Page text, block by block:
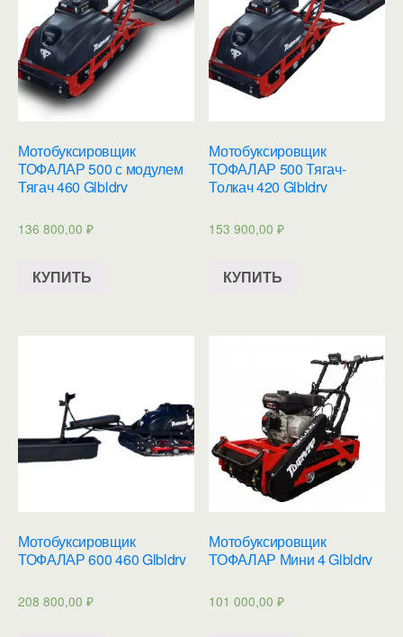
Мотобуксировщик
ТОФАЛАР 500 с модулем
Тягач 460 Glbldrv
136 800,00 ₽
КУПИТЬ
Мотобуксировщик
ТОФАЛАР 500 Тягач-
Толкач 420 Glbldrv
153 900,00₽
КУПИТЬ
Мотобуксировщик
ТОФАЛАР 600 460 Glbldrv
208 800,00 ₽
Мотобуксировщик
ТОФАЛАР Мини 4 Glbldrv
101 000,00₽